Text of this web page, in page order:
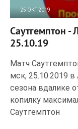
25 ОКТ 2019
Саутгемптон -
25.10.19
Матч
мск, 25.10.2019
сезона вдалике
копилку
Саутгемптон